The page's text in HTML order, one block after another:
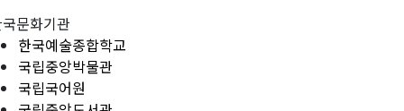
문화기관
한국예술종합학교
국립중앙박물관
국립국어원